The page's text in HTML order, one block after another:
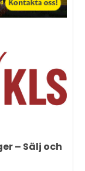
– Sälj och